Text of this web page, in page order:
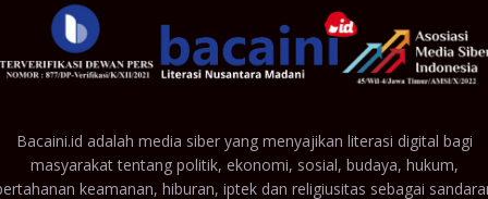
Bacaini.id adalah media siber yang menyajikan literasi digital bagi
masyarakat tentang politik, ekonomi, sosial, budaya, hukum,
keamanan, hiburan, iptek dan religiusitas sebagai